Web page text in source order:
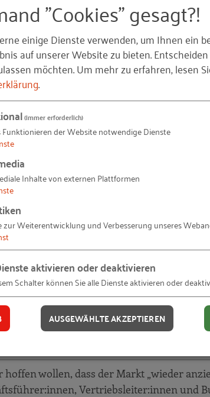
Vortrag bekommst du einen schnellen,
Zulieferer und
wirklich zählen und welche ersten
Vom ersten Lead zum verschenkten
reicht
(5-Dimensionen-Scoring)
wollen, dass der Markt „wieder
Vertriebsleiter:innen und
"Cookies" gesagt?!
einige Dienste verwenden, um Ihnen ein
auf unserer Website zu bieten.
möchten.Um mehr zu erfahren, lesen
.
(immer erforderlich)
Funktionieren der Website notwendige Dienste
Inhalte von externen Plattformen
zur Weiterentwicklung und Verbesserung unseres
aktivieren oder deaktivieren
Schalter können Sie alle Dienste aktivieren oder
AUSGEWÄHLTE AKZEPTIEREN